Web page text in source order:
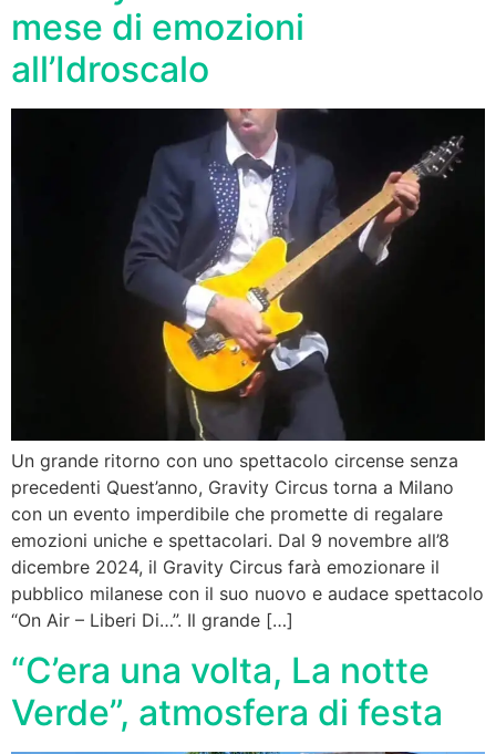
mese di emozioni
all’Idroscalo
Un grande ritorno con uno spettacolo circense senza
precedenti Quest’anno, Gravity Circus torna a Milano
con un evento imperdibile che promette di regalare
emozioni uniche e spettacolari. Dal 9 novembre all’8
dicembre 2024, il Gravity Circus farà emozionare il
pubblico milanese con il suo nuovo e audace spettacolo
“On Air – Liberi Di…”. Il grande […]
“C’era una volta, La notte
Verde”, atmosfera di festa